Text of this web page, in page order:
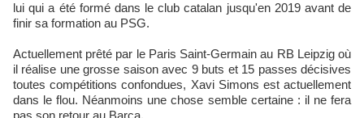
lui qui a été formé dans le club catalan jusqu'en 2019 avant de
finir sa formation au PSG.
Actuellement prêté par le Paris Saint-Germain au RB Leipzig où
il réalise une grosse saison avec 9 buts et 15 passes décisives
toutes compétitions confondues, Xavi Simons est actuellement
dans le flou. Néanmoins une chose semble certaine : il ne fera
pas son retour au Barça.